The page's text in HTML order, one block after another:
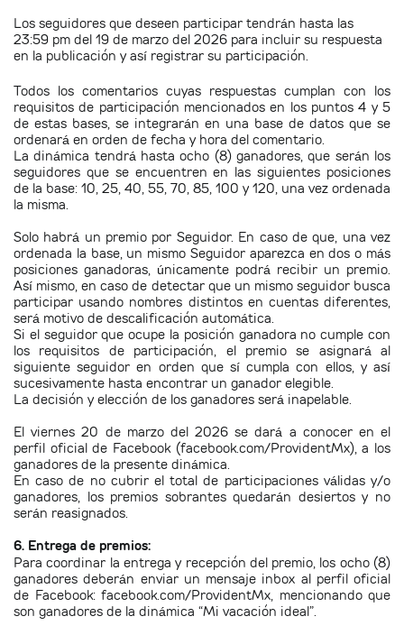
Los seguidores que deseen participar tendrán hasta las
23:59 pm del 19 de marzo del 2026 para incluir su respuesta
en la publicación y así registrar su participación.
Todos los comentarios cuyas respuestas cumplan con los
requisitos de participación mencionados en los puntos 4 y 5
de estas bases, se integrarán en una base de datos que se
ordenará en orden de fecha y hora del comentario.
La dinámica tendrá hasta ocho (8) ganadores, que serán los
seguidores que se encuentren en las siguientes posiciones
de la base: 10, 25, 40, 55, 70, 85, 100 y 120, una vez ordenada
la misma.
Solo habrá un premio por Seguidor. En caso de que, una vez
ordenada la base, un mismo Seguidor aparezca en dos o más
posiciones ganadoras, únicamente podrá recibir un premio.
Así mismo, en caso de detectar que un mismo seguidor busca
participar usando nombres distintos en cuentas diferentes,
será motivo de descalificación automática.
Si el seguidor que ocupe la posición ganadora no cumple con
los requisitos de participación, el premio se asignará al
siguiente seguidor en orden que sí cumpla con ellos, y así
sucesivamente hasta encontrar un ganador elegible.
La decisión y elección de los ganadores será inapelable.
El viernes 20 de marzo del 2026 se dará a conocer en el
perfil oficial de Facebook (facebook.com/ProvidentMx), a los
ganadores de la presente dinámica.
En caso de no cubrir el total de participaciones válidas y/o
ganadores, los premios sobrantes quedarán desiertos y no
serán reasignados.
6. Entrega de premios:
Para coordinar la entrega y recepción del premio, los ocho (8)
ganadores deberán enviar un mensaje inbox al perfil oficial
de Facebook: facebook.com/ProvidentMx, mencionando que
son ganadores de la dinámica “Mi vacación ideal”.